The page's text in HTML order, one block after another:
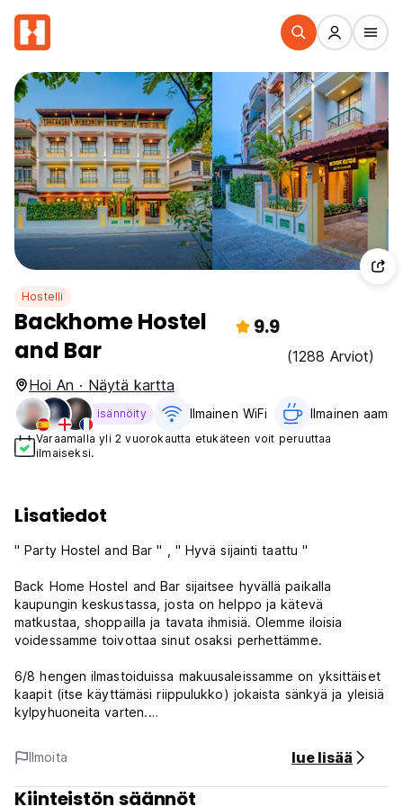
Hostelli
Backhome Hostel
and Bar
9.9
(1288 Arviot)
Hoi An · Näytä kartta
isännöity Ilmainen WiFi Ilmainen
Varaamalla yli 2 vuorokautta etukäteen voit peruuttaa
ilmaiseksi.
Lisatiedot
" Party Hostel and Bar " , " Hyvä sijainti taattu "
Back Home Hostel and Bar sijaitsee hyvällä paikalla
kaupungin keskustassa, josta on helppo ja kätevä
matkustaa, shoppailla ja tavata ihmisiä. Olemme iloisia
voidessamme toivottaa sinut osaksi perhettämme.
6/8 hengen ilmastoiduissa makuusaleissamme on yksittäiset
kaapit (itse käyttämäsi riippulukko) jokaista sänkyä ja yleisiä
kylpyhuoneita varten.
Majoituksesi sisältää:
* Ilmainen Wi-Fi-yhteys
* Ilmaista vettä koko päivän
* Ilmainen pysäköinti
Ilmoita lue lisää
Kiinteistön säännöt